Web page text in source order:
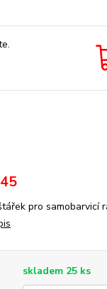
pro samobarvicí
skladem 25 ks